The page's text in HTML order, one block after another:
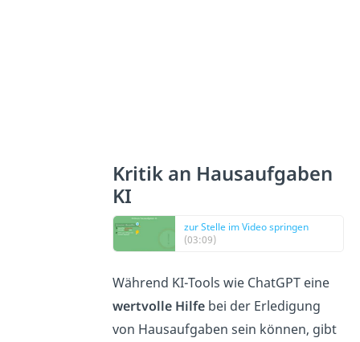
Kritik an Hausaufgaben
KI
zur Stelle im Video springen
(03:09)
Während KI-Tools wie ChatGPT eine
wertvolle Hilfebei der Erledigung
von Hausaufgaben sein können, gibt